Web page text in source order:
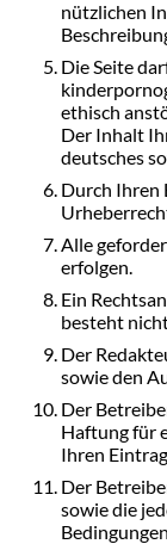
nützlichen
Die Seite
ethisch
Der Inhalt
deutsches
Durch Ihren
Alle
erfolgen.
Ein
besteht
Der
sowie den
Der
Haftung für
Ihren
Der
sowie die